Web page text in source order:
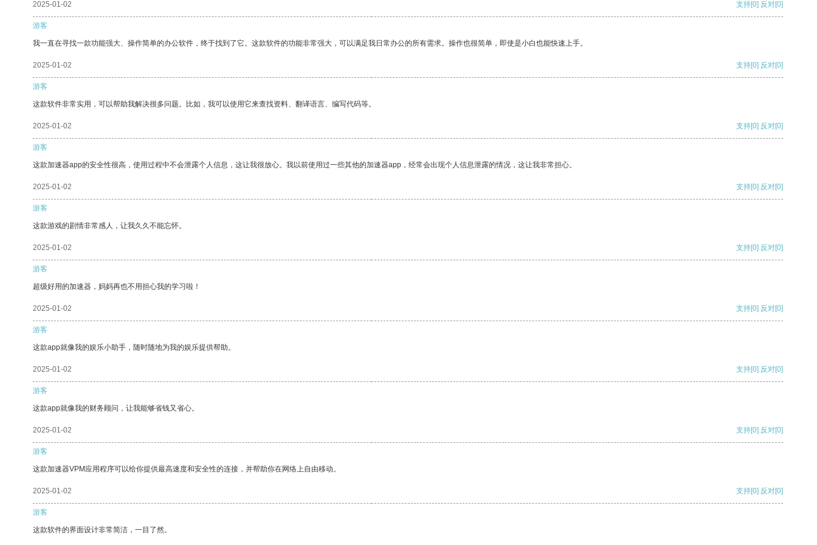
2025-01-02 支持[0] 反对[0]
游客
我一直在寻找一款功能强大、操作简单的办公软件，终于找到了它。这款软件的功能非常强大，可以满足我日常办公的所有需求。操作也很简单，即使是小白也能快速上手。
2025-01-02 支持[0] 反对[0]
游客
这款软件非常实用，可以帮助我解决很多问题。比如，我可以使用它来查找资料、翻译语言、编写代码等。
2025-01-02 支持[0] 反对[0]
游客
这款加速器app的安全性很高，使用过程中不会泄露个人信息，这让我很放心。我以前使用过一些其他的加速器app，经常会出现个人信息泄露的情况，这让我非常担心。
2025-01-02 支持[0] 反对[0]
游客
这款游戏的剧情非常感人，让我久久不能忘怀。
2025-01-02 支持[0] 反对[0]
游客
超级好用的加速器，妈妈再也不用担心我的学习啦！
2025-01-02 支持[0] 反对[0]
游客
这款app就像我的娱乐小助手，随时随地为我的娱乐提供帮助。
2025-01-02 支持[0] 反对[0]
游客
这款app就像我的财务顾问，让我能够省钱又省心。
2025-01-02 支持[0] 反对[0]
游客
这款加速器VPM应用程序可以给你提供最高速度和安全性的连接，并帮助你在网络上自由移动。
2025-01-02 支持[0] 反对[0]
游客
这款软件的界面设计非常简洁，一目了然。